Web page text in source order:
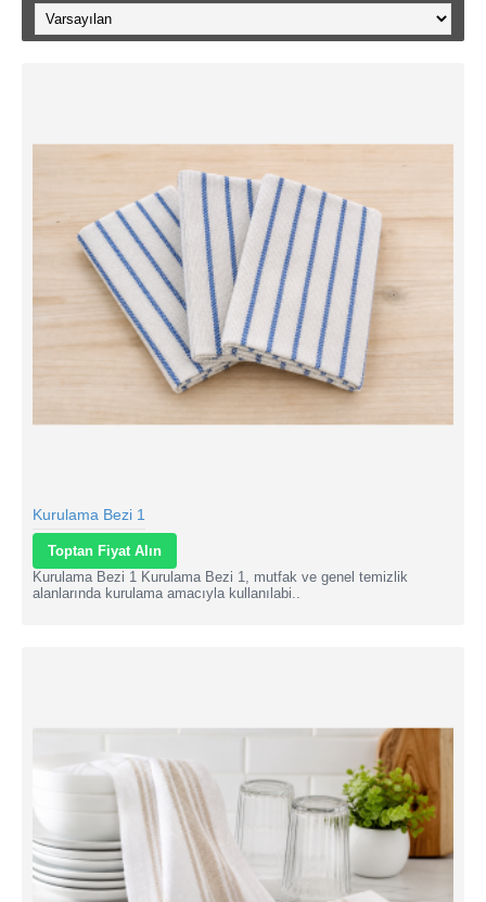
Kurulama Bezi 1
Toptan Fiyat Alın
Kurulama Bezi 1 Kurulama Bezi 1, mutfak ve genel temizlik
alanlarında kurulama amacıyla kullanılabi..